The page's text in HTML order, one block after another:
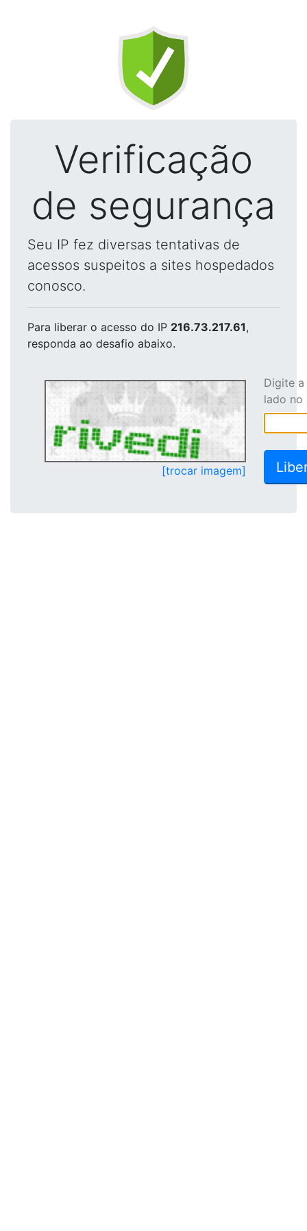
Verificação
de segurança
Seu IP fez diversas tentativas de
acessos suspeitos a sites hospedados
conosco.
Para liberar o acesso do IP 216.73.217.61,
responda ao desafio abaixo.
[trocar imagem]
Digite
lado no